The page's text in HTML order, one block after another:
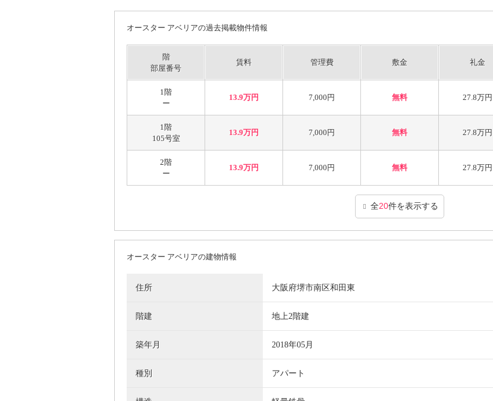
オースター アベリアの過去掲載物件情報
階
部屋番号
賃料 管理費 敷金 礼金
1階
ー
13.9万円 7,000円 無料 27.8万円
1階
105号室
13.9万円 7,000円 無料 27.8万円
2階
ー
13.9万円 7,000円 無料 27.8万円
全20件を表示する
オースター アベリアの建物情報
住所 大阪府堺市南区和田東
階建 地上2階建
築年月 2018年05月
種別 アパート